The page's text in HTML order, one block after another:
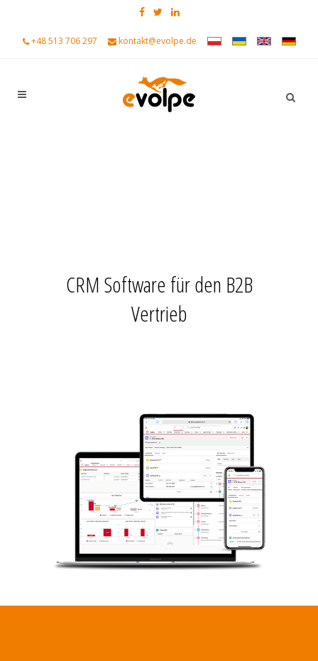
+48 513 706 297 kontakt@evolpe.de
CRM Software für den B2B
Vertrieb